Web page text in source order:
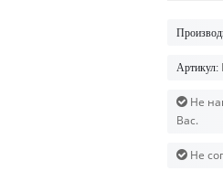
Артикул:
Не
Вас.
Не